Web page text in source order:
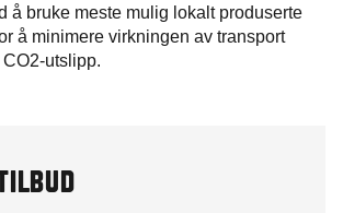
å bruke meste mulig lokalt produserte
å minimere virkningen av transport
utslipp.